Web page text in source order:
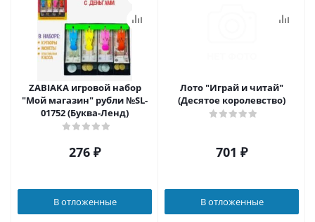
ZABIAKA игровой набор
"Мой магазин" рубли №SL-
01752 (Буква-Ленд)
276 ₽
В отложенные
Лото "Играй и читай"
(Десятое королевство)
701 ₽
В отложенные